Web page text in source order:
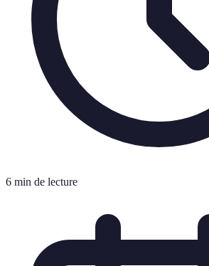
6 min de lecture